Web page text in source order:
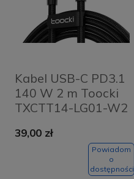
Kabel USB-C PD3.1
140 W 2 m Toocki
TXCTT14-LG01-W2
39,00 zł
Powiadom
o
dostępności